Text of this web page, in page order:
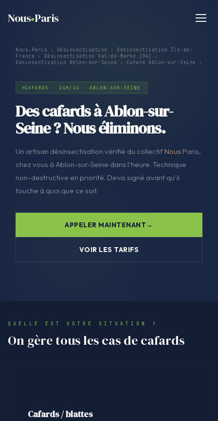
Nous Paris
Nous.Paris › Désinsectisation › Désinsectisation Île-de-
France › Désinsectisation Val-de-Marne (94)
›
Désinsectisation Ablon-sur-Seine › Cafard Ablon-sur-Seine ›
CAFARDS · 24H/24 · ABLON-SUR-SEINE
Des cafards à Ablon-sur-
Seine ? Nous éliminons.
Un artisan désinsectisation vérifié du collectifNous.Paris,
chez vous à Ablon-sur-Seine dans l'heure. Technique
non-destructive en priorité. Devis signé avant qu'il
touche à quoi que ce soit.
APPELER MAINTENANT
VOIR LES TARIFS
QUELLE EST VOTRE SITUATION ?
On gère tous les cas de cafards
Cafards / blattes